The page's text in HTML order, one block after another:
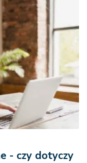
- czy dotyczy